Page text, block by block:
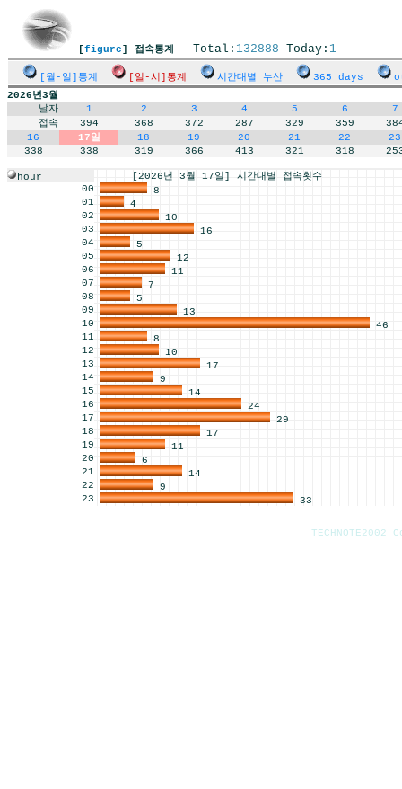
[figure] 접속통계 Total: 132888 Today: 1
[월-일]통계 [일-시]통계 시간대별 누산 365 days
2026년3월
날자
1 2 3 4 5 6
7
접속
394 368 372 287 329 359
16
17일 18 19 20 21 22
23
338
338 319 366 413 321 318
hour
[2026년 3월 17일] 시간대별 접속횟수
00
8
01
4
02
10
03
16
04
5
05
12
06
11
07
7
08
5
09
13
10
46
11
8
12
10
13
17
14
9
15
14
16
24
17
29
18
17
19
11
20
6
21
14
22
9
23
33